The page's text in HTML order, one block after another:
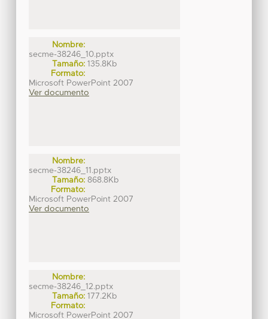
Nombre:
secme-38246_10.pptx
Tamaño: 135.8Kb
Formato:
Microsoft PowerPoint 2007
Ver documento
Nombre:
secme-38246_11.pptx
Tamaño: 868.8Kb
Formato:
Microsoft PowerPoint 2007
Ver documento
Nombre:
secme-38246_12.pptx
Tamaño: 177.2Kb
Formato:
Microsoft PowerPoint 2007